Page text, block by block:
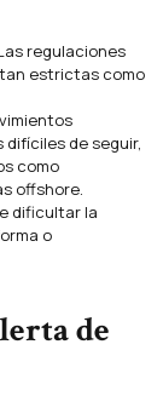
regulaciones
tan estrictas como
de seguir,
como
offshore.
dificultar la
o
de